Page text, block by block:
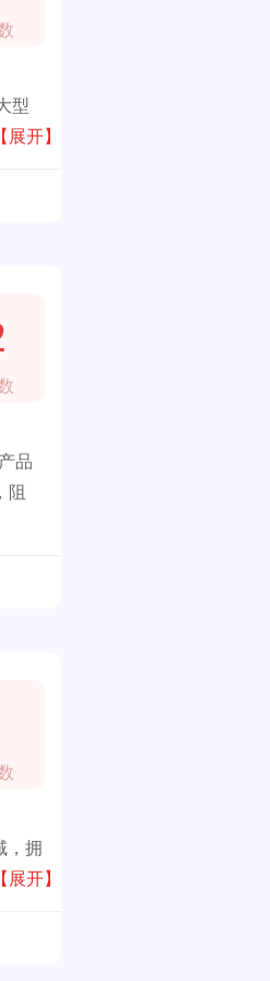
型
【展开】
品
阻
，拥
【展开】